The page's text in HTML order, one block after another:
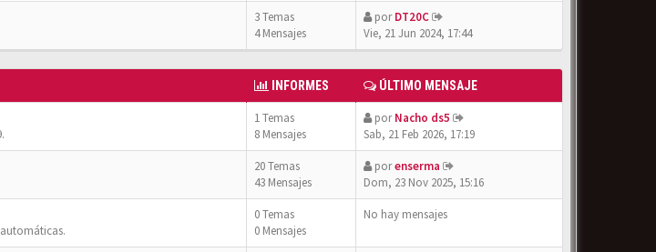
3 Temas
4 Mensajes
porDT20C
Vie, 21 Jun 2024, 17:44
INFORMES ÚLTIMO MENSAJE
1 Temas
8 Mensajes
porNacho ds5
Sab, 21 Feb 2026, 17:19
20 Temas
43 Mensajes
porenserma
Dom, 23 Nov 2025, 15:16
0 Temas
0 Mensajes
No hay mensajes